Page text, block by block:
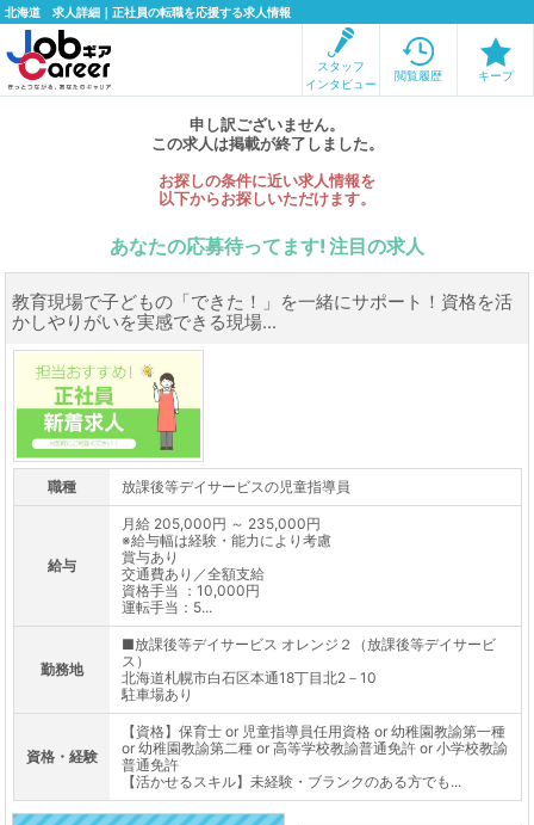
北海道 求人詳細｜正社員の転職を応援する求人情報
スタッフ
インタビュー
閲覧履歴 キープ
申し訳ございません。
この求人は掲載が終了しました。
お探しの条件に近い求人情報を
以下からお探しいただけます。
あなたの応募待ってます! 注目の求人
教育現場で子どもの「できた！」を一緒にサポート！資格を活
かしやりがいを実感できる現場...
職種 放課後等デイサービスの児童指導員
給与
月給 205,000円 ～ 235,000円
※給与幅は経験・能力により考慮
賞与あり
交通費あり／全額支給
資格手当 ：10,000円
運転手当：5...
勤務地
■放課後等デイサービス オレンジ２（放課後等デイサービ
ス）
北海道札幌市白石区本通18丁目北2－10
駐車場あり
資格・経験
【資格】保育士 or 児童指導員任用資格 or 幼稚園教諭第一種
or 幼稚園教諭第二種 or 高等学校教諭普通免許 or 小学校教諭
普通免許
【活かせるスキル】未経験・ブランクのある方でも...